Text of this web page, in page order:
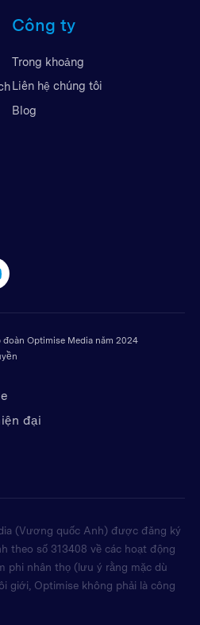
Công ty
Trong khoảng
Liên hệ chúng tôi
Blog
đoàn Optimise Media năm 2024
đại
(Vương quốc Anh) được đăng ký
theo số 313408 về các hoạt động
phi nhân thọ (lưu ý rằng mặc dù
giới, Optimise không phải là công